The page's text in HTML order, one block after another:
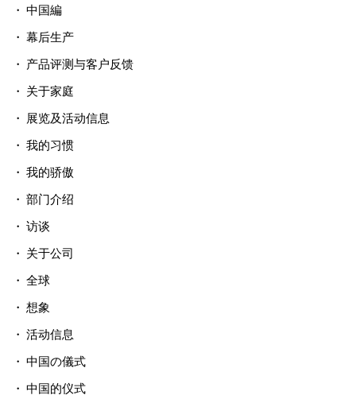
中国編
幕后生产
产品评测与客户反馈
关于家庭
展览及活动信息
我的习惯
我的骄傲
部门介绍
访谈
关于公司
全球
想象
活动信息
中国の儀式
中国的仪式